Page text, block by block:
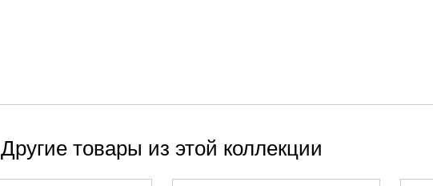
Другие товары из этой коллекции